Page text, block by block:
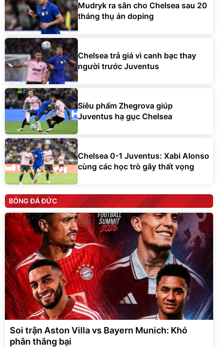
Mudryk ra sân cho Chelsea sau 20
tháng thụ án doping
Chelsea trả giá vì canh bạc thay
người trước Juventus
Siêu phẩm Zhegrova giúp
Juventus hạ gục Chelsea
Chelsea 0-1 Juventus: Xabi Alonso
cùng các học trò gây thất vọng
BÓNG ĐÁ ĐỨC
Soi trận Aston Villa vs Bayern Munich: Khó
phân thắng bại